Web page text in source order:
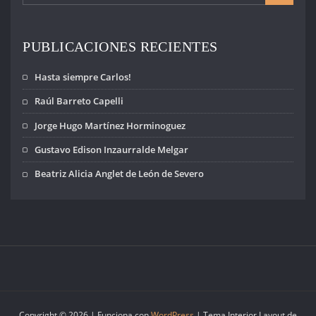
PUBLICACIONES RECIENTES
Hasta siempre Carlos!
Raúl Barreto Capelli
Jorge Hugo Martínez Horminoguez
Gustavo Edison Inzaurralde Melgar
Beatriz Alicia Anglet de León de Severo